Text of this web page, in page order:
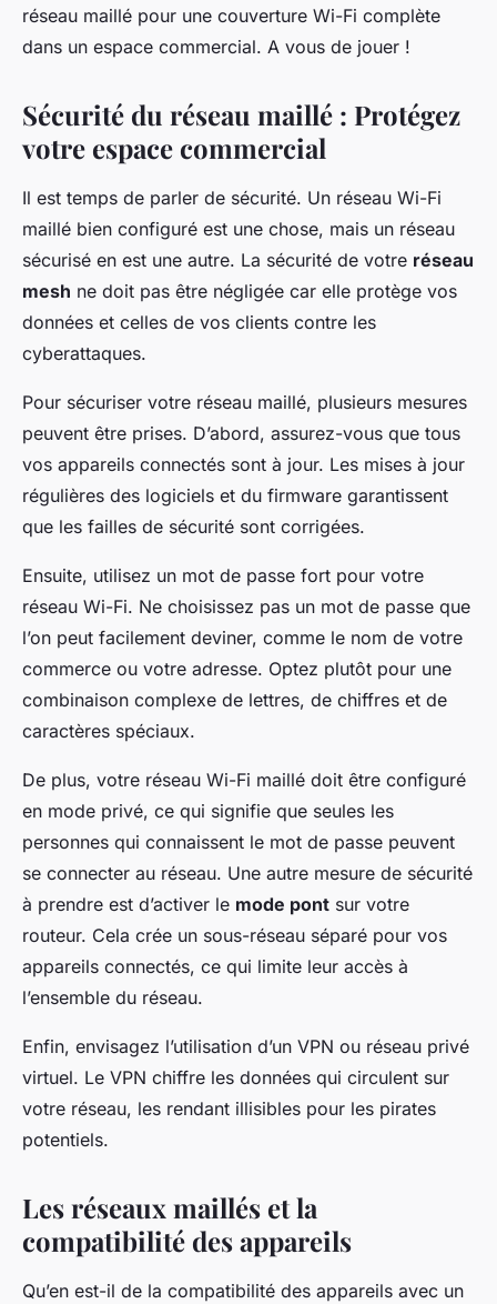
réseau maillé pour une couverture Wi-Fi complète
dans un espace commercial. A vous de jouer !
Sécurité du réseau maillé : Protégez
votre espace commercial
Il est temps de parler de sécurité. Un réseau Wi-Fi
maillé bien configuré est une chose, mais un réseau
sécurisé en est une autre. La sécurité de votre réseau
mesh ne doit pas être négligée car elle protège vos
données et celles de vos clients contre les
cyberattaques.
Pour sécuriser votre réseau maillé, plusieurs mesures
peuvent être prises. D’abord, assurez-vous que tous
vos appareils connectés sont à jour. Les mises à jour
régulières des logiciels et du firmware garantissent
que les failles de sécurité sont corrigées.
Ensuite, utilisez un mot de passe fort pour votre
réseau Wi-Fi. Ne choisissez pas un mot de passe que
l’on peut facilement deviner, comme le nom de votre
commerce ou votre adresse. Optez plutôt pour une
combinaison complexe de lettres, de chiffres et de
caractères spéciaux.
De plus, votre réseau Wi-Fi maillé doit être configuré
en mode privé, ce qui signifie que seules les
personnes qui connaissent le mot de passe peuvent
se connecter au réseau. Une autre mesure de sécurité
à prendre est d’activer le mode pont sur votre
routeur. Cela crée un sous-réseau séparé pour vos
appareils connectés, ce qui limite leur accès à
l’ensemble du réseau.
Enfin, envisagez l’utilisation d’un VPN ou réseau privé
virtuel. Le VPN chiffre les données qui circulent sur
votre réseau, les rendant illisibles pour les pirates
potentiels.
Les réseaux maillés et la
compatibilité des appareils
Qu’en est-il de la compatibilité des appareils avec un